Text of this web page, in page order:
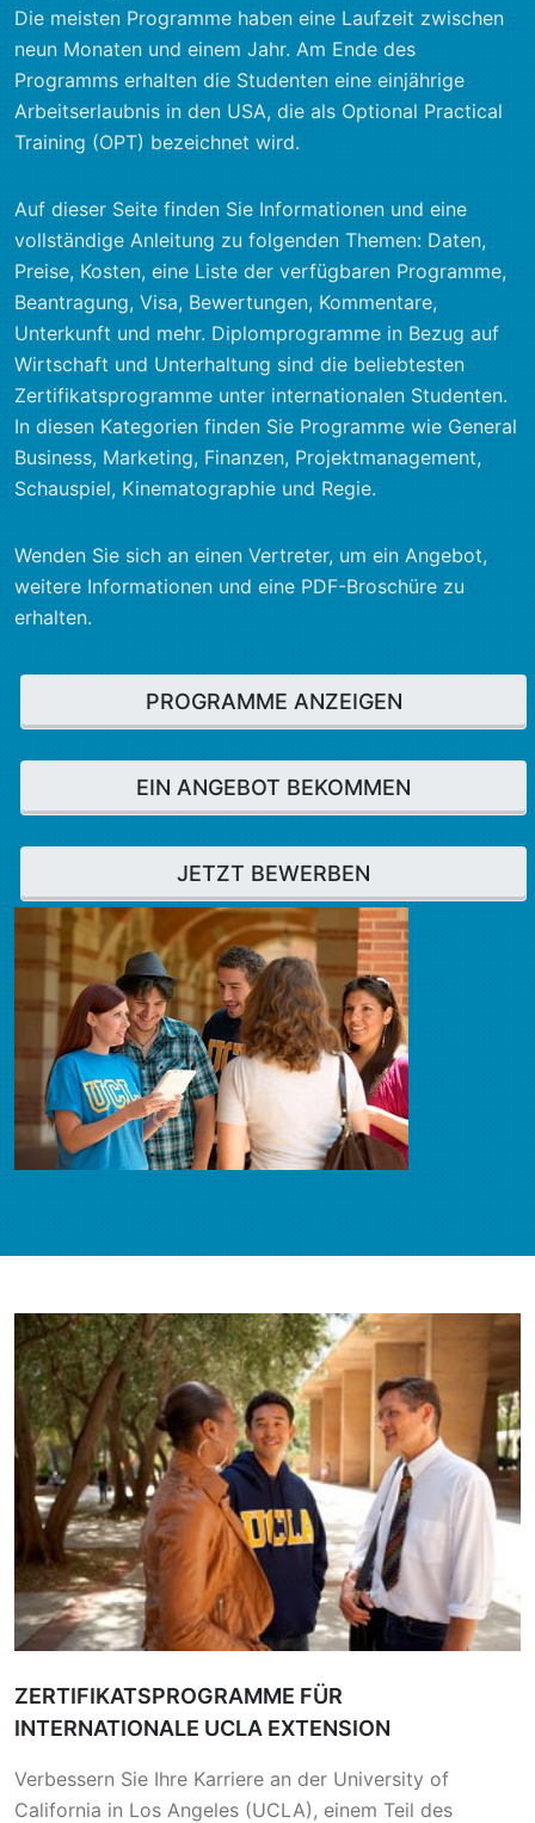
Die meisten Programme haben eine Laufzeit zwischen
neun Monaten und einem Jahr. Am Ende des
Programms erhalten die Studenten eine einjährige
Arbeitserlaubnis in den USA, die als Optional Practical
Training (OPT) bezeichnet wird.
Auf dieser Seite finden Sie Informationen und eine
vollständige Anleitung zu folgenden Themen: Daten,
Preise, Kosten, eine Liste der verfügbaren Programme,
Beantragung, Visa, Bewertungen, Kommentare,
Unterkunft und mehr. Diplomprogramme in Bezug auf
Wirtschaft und Unterhaltung sind die beliebtesten
Zertifikatsprogramme unter internationalen Studenten.
In diesen Kategorien finden Sie Programme wie General
Business, Marketing, Finanzen, Projektmanagement,
Schauspiel, Kinematographie und Regie.
Wenden Sie sich an einen Vertreter, um ein Angebot,
weitere Informationen und eine PDF-Broschüre zu
erhalten.
PROGRAMME ANZEIGEN
EIN ANGEBOT BEKOMMEN
JETZT BEWERBEN
ZERTIFIKATSPROGRAMME FÜR
INTERNATIONALE UCLA EXTENSION
Verbessern Sie Ihre Karriere an der University of
California in Los Angeles (UCLA), einem Teil des